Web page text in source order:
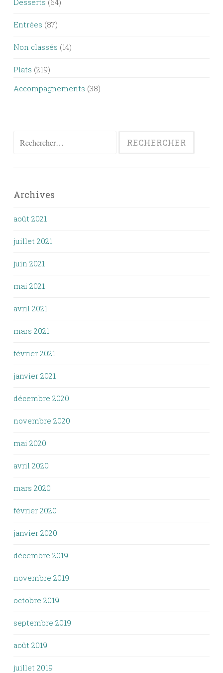
Desserts (64)
Entrées (87)
Non classés (14)
Plats (219)
Accompagnements (38)
Rechercher :
Archives
août 2021
juillet 2021
juin 2021
mai 2021
avril 2021
mars 2021
février 2021
janvier 2021
décembre 2020
novembre 2020
mai 2020
avril 2020
mars 2020
février 2020
janvier 2020
décembre 2019
novembre 2019
octobre 2019
septembre 2019
août 2019
juillet 2019